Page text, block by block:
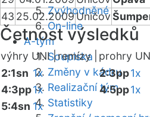
Zvýhodněné
On-line
A-tým
Soupiska
Změny v kádru
Realizační tým
Statistiky
43 25.02.2009Uničov
Četnost výsledků
výhry UNI |remízy | prohry
2:1sn 1x
4:3pp1x
5:4sn 1x
2:3pp1x
4:5pp1x